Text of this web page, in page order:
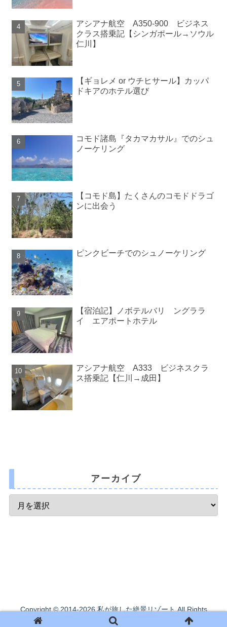
アシアナ航空 A350-900 ビジネス
クラス搭乗記【シンガポール→ソウル
仁川】
【ギョレメ or ウチヒサール】カッパ
ドキアのホテル選び
コモド諸島『タカマカサル』でのシュ
ノーケリング
【コモド島】たくさんのコモドドラゴ
ンに出会う
ピンクビーチでのシュノーケリング
【宿泊記】ノボテルバリ ングララ
イ エアポートホテル
アシアナ航空 A333 ビジネスクラ
ス搭乗記【仁川→成田】
アーカイブ
Copyright © 2014-2026 私が旅した絶景リゾート All Rights
Reserved.